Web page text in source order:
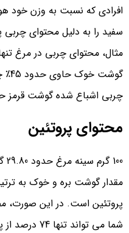
افرادی که نسبت به وزن خود
سفید را به دلیل محتوای
چربی اشباع شده گوشت قرمز حدود 2.64 برابر گوشت
محتوای پروتئین
پروتئین است. در این صورت،